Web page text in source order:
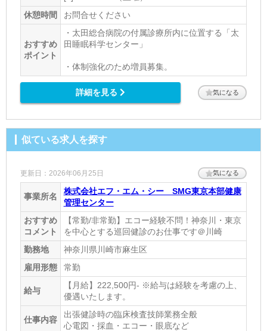
休憩時間
お問合せください
おすすめ
ポイント
・太田総合病院の付属診療所内に位置する「太
田睡眠科学センター」
・体制強化のため増員募集。
詳細を見る 気になる
似ている求人を探す
更新日：2026年06月25日 気になる
事業所名
株式会社エフ・エム・シー SMG東京本部健康
管理センター
おすすめ
コメント
【常勤/非常勤】エコー経験不問！神奈川・東京
を中心とする巡回健診のお仕事です＠川崎
勤務地
神奈川県川崎市麻生区
雇用形態
常勤
給与
【月給】222,500円- ※給与は経験を考慮の上、
優遇いたします。
仕事内容
出張健診時の臨床検査技師業務全般
心電図・採血・エコー・眼底など